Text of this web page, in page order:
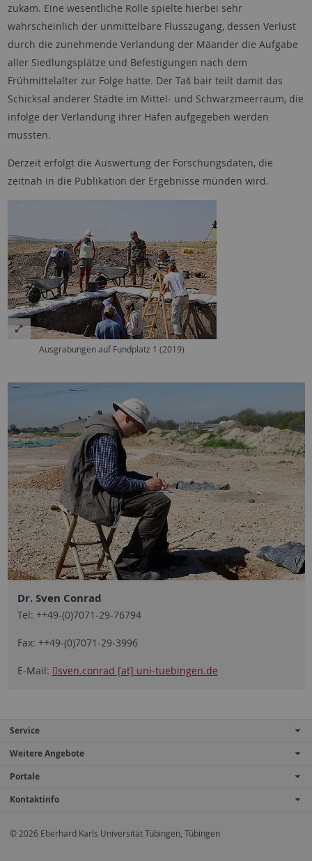
zukam. Eine wesentliche Rolle spielte hierbei sehr
wahrscheinlich der unmittelbare Flusszugang, dessen Verlust
durch die zunehmende Verlandung der Mäander die Aufgabe
aller Siedlungsplätze und Befestigungen nach dem
Frühmittelalter zur Folge hatte. Der Taš bair teilt damit das
Schicksal anderer Städte im Mittel- und Schwarzmeerraum, die
infolge der Verlandung ihrer Häfen aufgegeben werden
mussten.
Derzeit erfolgt die Auswertung der Forschungsdaten, die
zeitnah in die Publikation der Ergebnisse münden wird.
Ausgrabungen auf Fundplatz 1 (2019)
Dr. Sven Conrad
Tel: ++49-(0)7071-29-76794
Fax: ++49-(0)7071-29-3996
E-Mail: sven.conrad [at] uni-tuebingen.de
Service
Weitere Angebote
Portale
Kontaktinfo
© 2026 Eberhard Karls Universität Tübingen, Tübingen